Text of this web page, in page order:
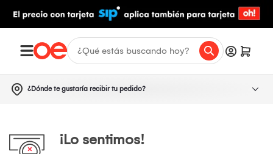
¿Dónde te gustaría recibir tu pedido?
¡Lo sentimos!